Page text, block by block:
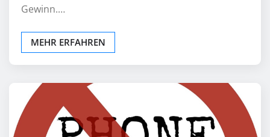
Gewinn.…
MEHR ERFAHREN